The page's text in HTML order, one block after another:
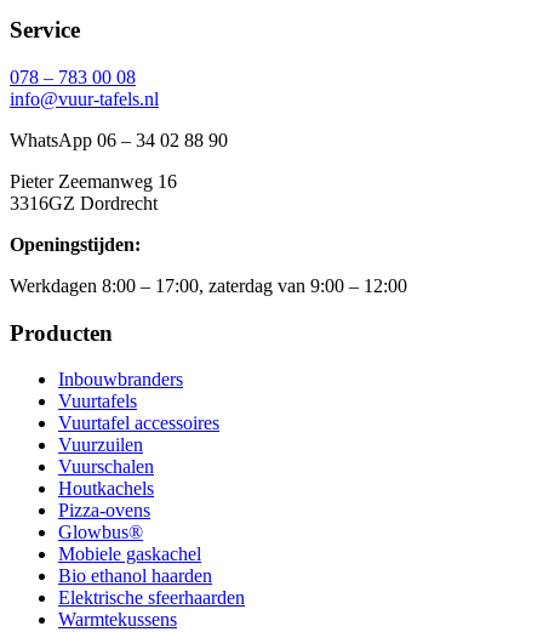
Service
078 – 783 00 08
info@vuur-tafels.nl
WhatsApp 06 – 34 02 88 90
Pieter Zeemanweg 16
3316GZ Dordrecht
Openingstijden:
Werkdagen 8:00 – 17:00, zaterdag van 9:00 – 12:00
Producten
Inbouwbranders
Vuurtafels
Vuurtafel accessoires
Vuurzuilen
Vuurschalen
Houtkachels
Pizza-ovens
Glowbus®
Mobiele gaskachel
Bio ethanol haarden
Elektrische sfeerhaarden
Warmtekussens